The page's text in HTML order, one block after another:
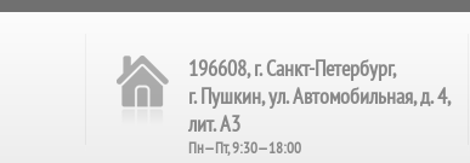
196608, г. Санкт-Петербург,
г. Пушкин, ул. Автомобильная, д. 4,
лит. А3
Пн—Пт, 9:30—18:00